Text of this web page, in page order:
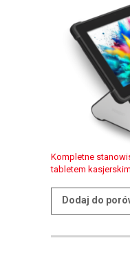
Kompletne
tabletem
Dodaj do